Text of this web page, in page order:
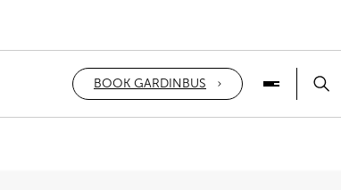
BOOK GARDINBUS